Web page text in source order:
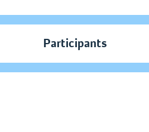
Participants